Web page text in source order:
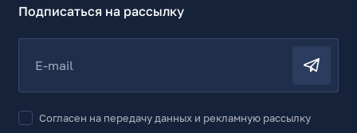
Подписаться на рассылку
E-mail
Согласен на передачу данных и рекламную рассылку